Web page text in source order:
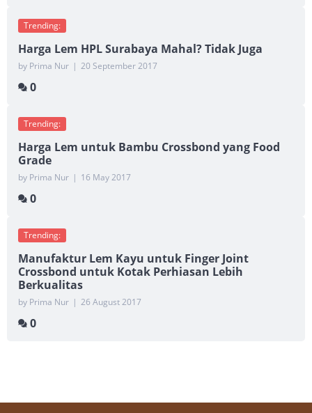
Trending:
Harga Lem HPL Surabaya Mahal? Tidak Juga
by Prima Nur | 20 September 2017
0
Trending:
Harga Lem untuk Bambu Crossbond yang Food
Grade
by Prima Nur | 16 May 2017
0
Trending:
Manufaktur Lem Kayu untuk Finger Joint
Crossbond untuk Kotak Perhiasan Lebih
Berkualitas
by Prima Nur | 26 August 2017
0